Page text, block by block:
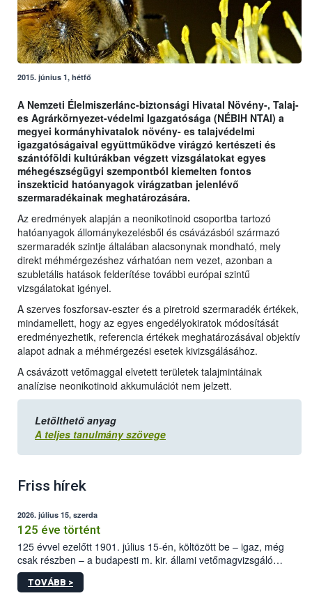
2015. június 1, hétfő
A Nemzeti Élelmiszerlánc-biztonsági Hivatal Növény-, Talaj-
es Agrárkörnyezet-védelmi Igazgatósága (NÉBIH NTAI) a
megyei kormányhivatalok növény- es talajvédelmi
igazgatóságaival együttműködve virágzó kertészeti és
szántóföldi kultúrákban végzett vizsgálatokat egyes
méhegészségügyi szempontból kiemelten fontos
inszekticid hatóanyagok virágzatban jelenlévő
szermaradékainak meghatározására.
Az eredmények alapján a neonikotinoid csoportba tartozó
hatóanyagok állománykezelésből és csávázásból származó
szermaradék szintje általában alacsonynak mondható, mely
direkt méhmérgezéshez várhatóan nem vezet, azonban a
szubletális hatások felderítése további európai szintű
vizsgálatokat igényel.
A szerves foszforsav-eszter és a piretroid szermaradék értékek,
mindamellett, hogy az egyes engedélyokiratok módosítását
eredményezhetik, referencia értékek meghatározásával objektív
alapot adnak a méhmérgezési esetek kivizsgálásához.
A csávázott vetőmaggal elvetett területek talajmintáinak
analízise neonikotinoid akkumulációt nem jelzett.
Letölthető anyag
A teljes tanulmány szövege
Friss hírek
2026. július 15, szerda
125 éve történt
125 évvel ezelőtt 1901. július 15-én, költözött be – igaz, még
csak részben – a budapesti m. kir. állami vetőmagvizsgáló
állomás a Kis Rókus utca 15. szám alatti, Czigler Győző által
tervezett új épületébe.
TOVÁBB >